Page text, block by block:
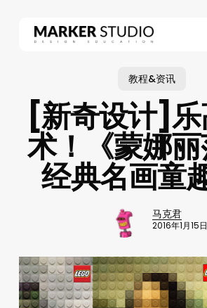
教程&资讯
[新奇设计]
术！《蒙娜
经典名画童
马克君
2016年1月15日